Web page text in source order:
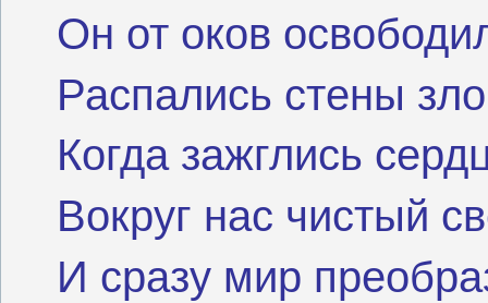
Он от оков
Распались стены
Когда зажглись
Вокруг нас чистый
И сразу мир